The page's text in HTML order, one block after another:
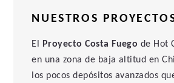
de 100 mil toneladas anuales de
excepcional potencial de
reciente descubrimiento del pórfido
contar con una clara ruta hacia la
NUESTROS
El Proyecto Costa Fuego de Hot
en una zona de baja altitud en
los pocos depósitos avanzados